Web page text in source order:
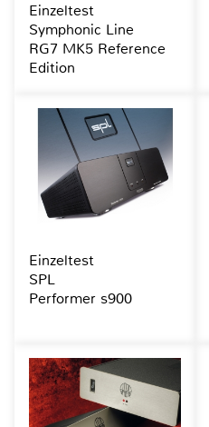
Einzeltest
Symphonic Line
RG7 MK5 Reference
Edition
Einzeltest
SPL
Performer s900